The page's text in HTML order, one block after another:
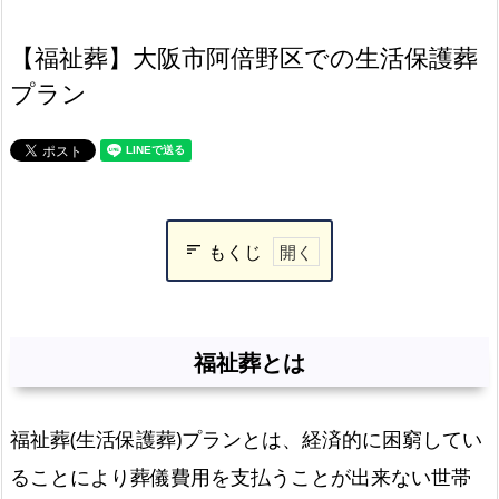
【福祉葬】大阪市阿倍野区での生活保護葬
プラン
もくじ
福
葬
と
福
祉
福祉葬とは
福祉葬(生活保護葬)プランとは、経済的に困窮してい
ることにより葬儀費用を支払うことが出来ない世帯